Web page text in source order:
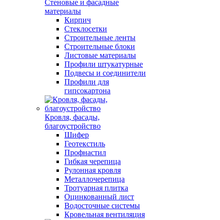
Стеновые и фасадные
материалы
Кирпич
Стеклосетки
Строительные ленты
Строительные блоки
Листовые материалы
Профили штукатурные
Подвесы и соединители
Профили для
гипсокартона
Кровля, фасады,
благоустройство
Шифер
Геотекстиль
Профнастил
Гибкая черепица
Рулонная кровля
Металлочерепица
Тротуарная плитка
Оцинкованный лист
Водосточные системы
Кровельная вентиляция